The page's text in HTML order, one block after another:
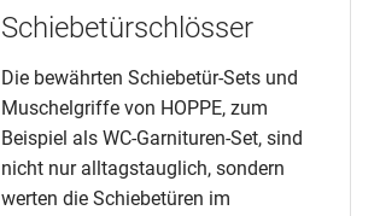
Schiebetürschlösser
Die bewährten Schiebetür-Sets und
Muschelgriffe von HOPPE, zum
Beispiel als WC-Garnituren-Set, sind
nicht nur alltagstauglich, sondern
werten die Schiebetüren im